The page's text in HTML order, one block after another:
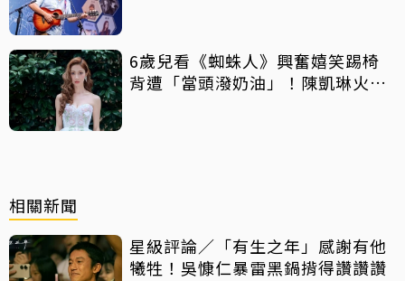
6歲兒看《蜘蛛人》興奮嬉笑踢椅
背遭「當頭潑奶油」！陳凱琳火速
相關新聞
星級評論／「有生之年」感謝有他
犧牲！吳慷仁暴雷黑鍋揹得讚讚讚